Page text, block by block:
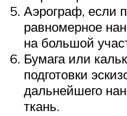
Аэрограф, если
равномерное
на большой
Бумага или
подготовки
дальнейшего
ткань.